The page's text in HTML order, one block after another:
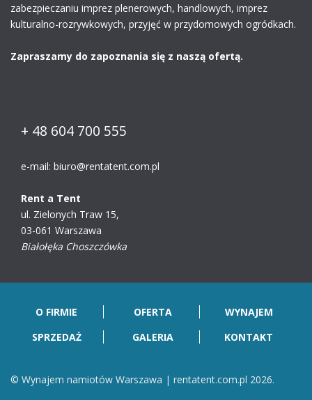
zabezpieczaniu imprez plenerowych, handlowych, imprez
kulturalno-rozrywkowych, przyjęć w przydomowych ogródkach.
Zapraszamy do zapoznania się z naszą ofertą.
+ 48 604 700 555
e-mail: biuro@rentatent.com.pl
Rent a Tent
ul. Zielonych Traw 15,
03-061 Warszawa
Białołęka Choszczówka
O FIRMIE OFERTA
WYNAJEM
SPRZEDAŻ
GALERIA KONTAKT
© Wynajem namiotów Warszawa | rentatent.com.pl 2026.